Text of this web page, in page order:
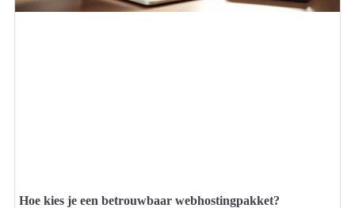
Hoe kies je een betrouwbaar webhostingpakket?